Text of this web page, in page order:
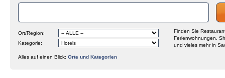
Ort/Region:
Kategorie:
Finden Sie
Ferienwohnungen,
und vieles mehr in
Alles auf einen Blick: Orte und Kategorien